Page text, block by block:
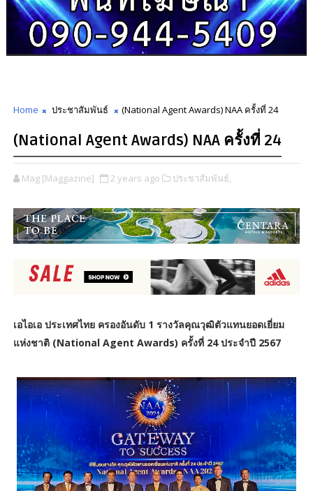
Home ประชาสัมพันธ์ (National Agent Awards) NAA ครั้งที่ 24
(National Agent Awards) NAA ครั้งที่ 24
Mag [Maggazine] 2 years ago ประชาสัมพันธ์,
เอไอเอ ประเทศไทย ครองอันดับ 1 รางวัลคุณวุฒิตัวแทนยอดเยี่ยม
แห่งชาติ (National Agent Awards) ครั้งที่ 24 ประจำปี 2567